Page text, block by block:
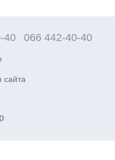
40 066 442-40-40
сайта